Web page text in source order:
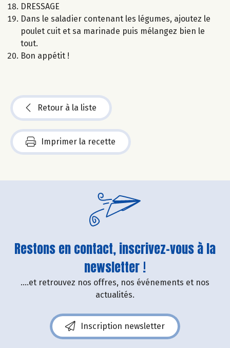
DRESSAGE
Dans le saladier contenant les légumes, ajoutez le
poulet cuit et sa marinade puis mélangez bien le
tout.
Bon appétit !
Retour à la liste
Imprimer la recette
Restons en contact, inscrivez-vous à la
newsletter !
....et retrouvez nos offres, nos événements et nos
actualités.
Inscription newsletter